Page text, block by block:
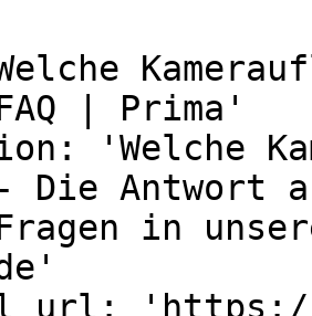
| Prima'
'Welche
- Die Antwort
in
'https://